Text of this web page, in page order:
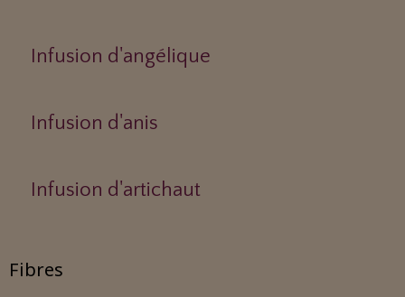
Infusion d'angélique
Infusion d'anis
Infusion d'artichaut
Fibres